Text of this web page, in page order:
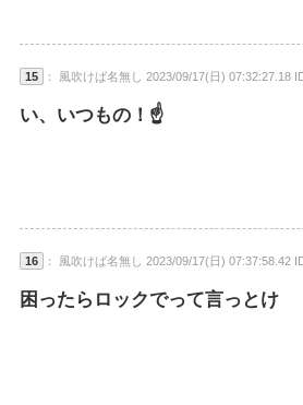
15 ： 風吹けば名無し 2023/09/17(日) 07:32:27.18
い、いつもの！☝
16 ： 風吹けば名無し 2023/09/17(日) 07:37:58.42
困ったらロックでって言っとけ